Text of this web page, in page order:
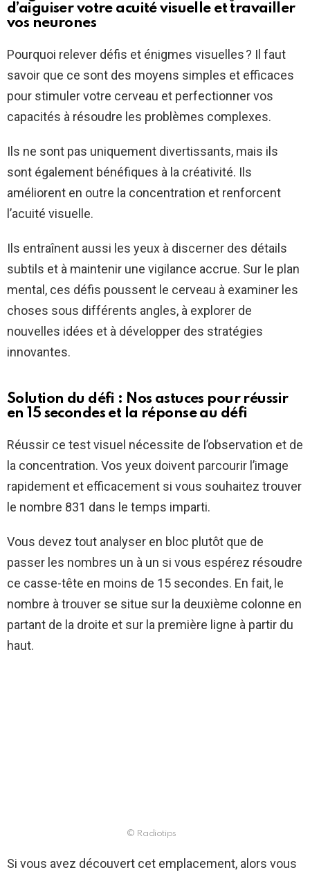
d’aiguiser votre acuité visuelle et travailler
vos neurones
Pourquoi relever défis et énigmes visuelles ? Il faut
savoir que ce sont des moyens simples et efficaces
pour stimuler votre cerveau et perfectionner vos
capacités à résoudre les problèmes complexes.
Ils ne sont pas uniquement divertissants, mais ils
sont également bénéfiques à la créativité. Ils
améliorent en outre la concentration et renforcent
l’acuité visuelle.
Ils entraînent aussi les yeux à discerner des détails
subtils et à maintenir une vigilance accrue. Sur le plan
mental, ces défis poussent le cerveau à examiner les
choses sous différents angles, à explorer de
nouvelles idées et à développer des stratégies
innovantes.
Solution du défi : Nos astuces pour réussir
en 15 secondes et la réponse au défi
Réussir ce test visuel nécessite de l’observation et de
la concentration. Vos yeux doivent parcourir l’image
rapidement et efficacement si vous souhaitez trouver
le nombre 831 dans le temps imparti.
Vous devez tout analyser en bloc plutôt que de
passer les nombres un à un si vous espérez résoudre
ce casse-tête en moins de 15 secondes. En fait, le
nombre à trouver se situe sur la deuxième colonne en
partant de la droite et sur la première ligne à partir du
haut.
© Radiotips
Si vous avez découvert cet emplacement, alors vous